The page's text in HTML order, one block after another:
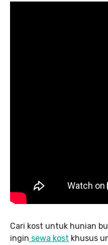
Cari kost untuk hunian
ingin sewa kost khusus